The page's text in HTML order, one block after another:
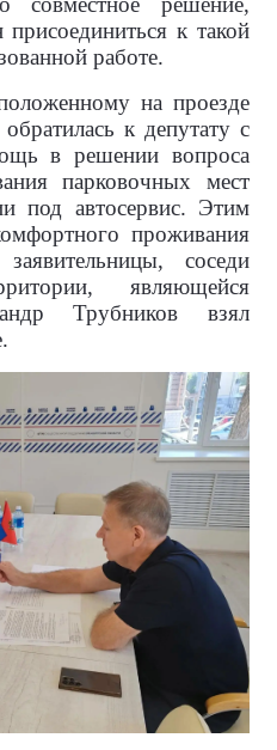
присоединиться к такой
работе.
на проезде
к депутату с
в решении вопроса
парковочных мест
под автосервис. Этим
проживания
соседи
являющейся
Трубников взял